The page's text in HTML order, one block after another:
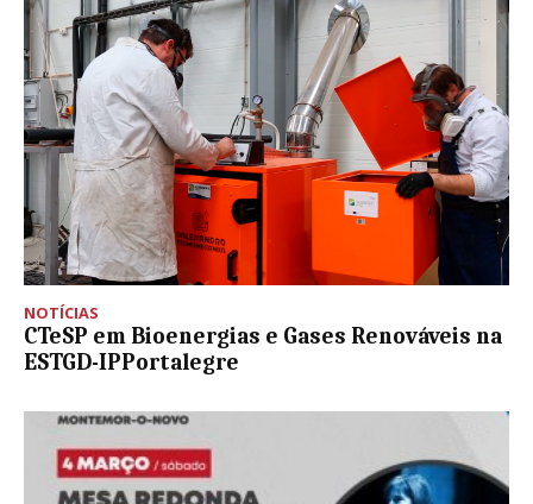
NOTÍCIAS
CTeSP em Bioenergias e Gases Renováveis na
ESTGD-IPPortalegre